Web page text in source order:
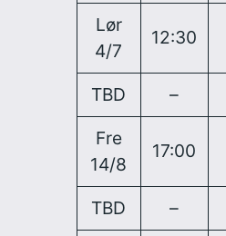
Lør
4/7
12:30
TBD –
Fre
14/8
17:00
TBD –